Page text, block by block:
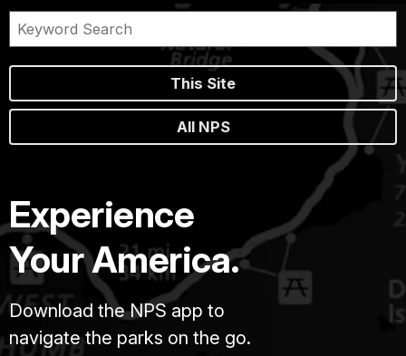
This Site
All NPS
Experience
Your America.
Download the NPS app to
navigate the parks on the go.